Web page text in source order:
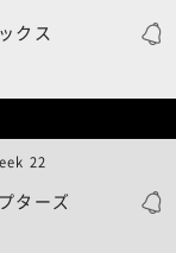
クス
ターズ
22